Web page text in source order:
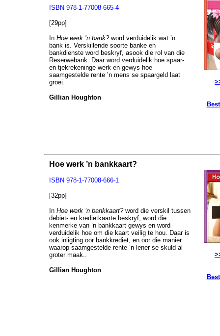
ISBN 978-1-77008-665-4
[29pp]
In Hoe werk ’n bank?word verduidelik wat ’n
bank is. Verskillende soorte banke en
bankdienste word beskryf, asook die rol van die
Reserwebank. Daar word verduidelik hoe spaar-
en tjekrekeninge werk en gewys hoe
saamgestelde rente ’n mens se spaargeld laat
groei.
Gillian Houghton
Hoe werk ’n bankkaart?
ISBN 978-1-77008-666-1
[32pp]
In Hoe werk ’n bankkaart?word die verskil tussen
debiet- en kredietkaarte beskryf, word die
kenmerke van ’n bankkaart gewys en word
verduidelik hoe om die kaart veilig te hou. Daar is
ook inligting oor bankkrediet, en oor die manier
waarop saamgestelde rente ’n lener se skuld al
groter maak..
Gillian Houghton